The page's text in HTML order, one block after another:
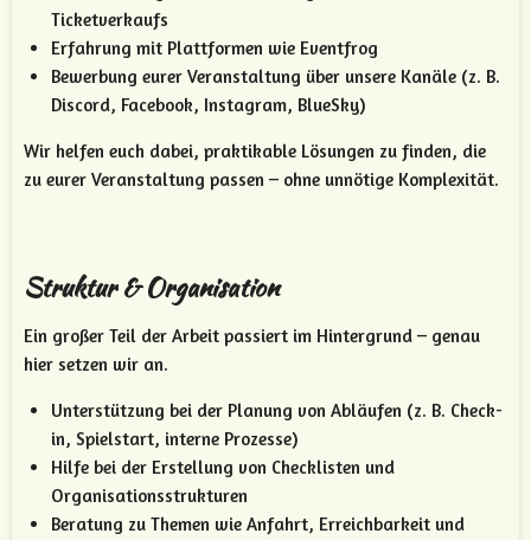
Ticketverkaufs
Erfahrung mit Plattformen wie Eventfrog
Bewerbung eurer Veranstaltung über unsere Kanäle (z. B.
Discord, Facebook, Instagram, BlueSky)
Wir helfen euch dabei, praktikable Lösungen zu finden, die
zu eurer Veranstaltung passen – ohne unnötige Komplexität.
Struktur & Organisation
Ein großer Teil der Arbeit passiert im Hintergrund – genau
hier setzen wir an.
Unterstützung bei der Planung von Abläufen (z. B. Check-
in, Spielstart, interne Prozesse)
Hilfe bei der Erstellung von Checklisten und
Organisationsstrukturen
Beratung zu Themen wie Anfahrt, Erreichbarkeit und